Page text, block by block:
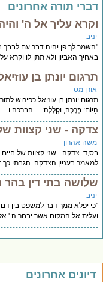
דברי תורה אחרונים
וקרא עליך אל ה'
יניב
"השמר לך פן יהיה דבר עם
באחיך האביון ולא תתן לו וקרא
תרגום יונתן בן
אורן מס
תרגום יונתן בן עוזיאל כפירוש
הַיּוֹם: בְּרָכָה, וּקְלָלָה: ... הברכה ו
צדקה - שני קצוות
משה אהרון
בס,ד. צדקה - שני קצוות של
למאמר בעניין הצדקה. הגבתי כך : משה
שלושה בתי דין בהר
יניב
"כי יפלא ממך דבר למשפט בין דם
ועלית אל המקום אשר יבחר ה '
דיונים אחרונים